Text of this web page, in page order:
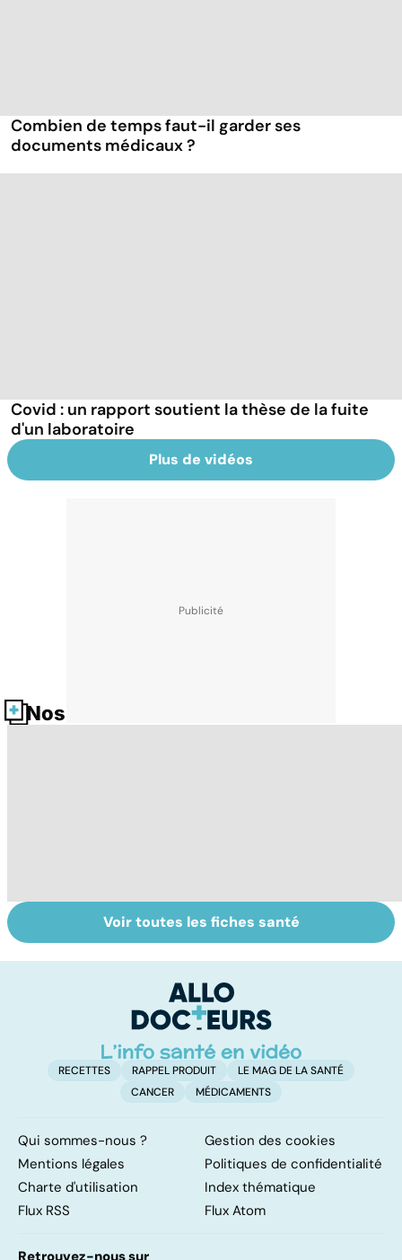
Combien de temps faut-il garder ses
documents médicaux ?
Covid : un rapport soutient la thèse de la fuite
d'un laboratoire
Plus de vidéos
Nos fiches santé
Tout savoir sur
les virus
Votre santé en
vacances
Voir toutes les fiches santé
RECETTES RAPPEL PRODUIT
LE MAG DE LA SANTÉ
CANCER
MÉDICAMENTS
Qui sommes-nous ?
Gestion des cookies
Mentions légales
Politiques de confidentialité
Charte d'utilisation
Index thématique
Flux RSS
Flux Atom